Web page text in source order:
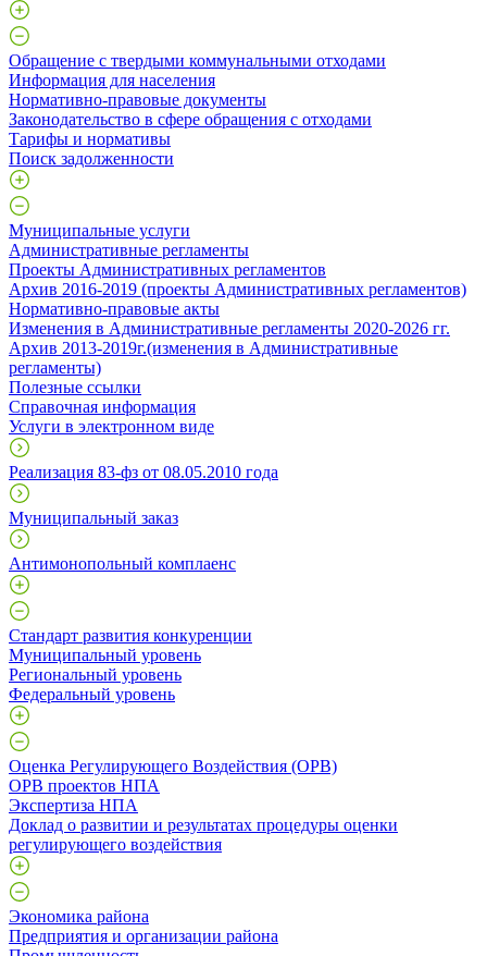
Обращение с твердыми коммунальными отходами
Информация для населения
Нормативно-правовые документы
Законодательство в сфере обращения с отходами
Тарифы и нормативы
Поиск задолженности
Муниципальные услуги
Административные регламенты
Проекты Административных регламентов
Архив 2016-2019 (проекты Административных регламентов)
Нормативно-правовые акты
Изменения в Административные регламенты 2020-2026 гг.
Архив 2013-2019г.(изменения в Административные
регламенты)
Полезные ссылки
Справочная информация
Услуги в электронном виде
Реализация 83-фз от 08.05.2010 года
Муниципальный заказ
Антимонопольный комплаенс
Стандарт развития конкуренции
Муниципальный уровень
Региональный уровень
Федеральный уровень
Оценка Регулирующего Воздействия (ОРВ)
ОРВ проектов НПА
Экспертиза НПА
Доклад о развитии и результатах процедуры оценки
регулирующего воздействия
Экономика района
Предприятия и организации района